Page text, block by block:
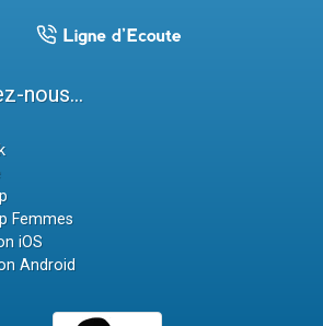
nous...
Femmes
iOS
Android